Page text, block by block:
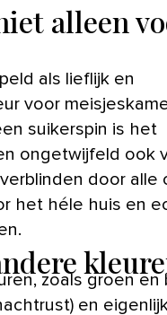
alleen
voor
suikerspin is het
ongetwijfeld ook
door alle
het héle huis en
zoals groen en
en